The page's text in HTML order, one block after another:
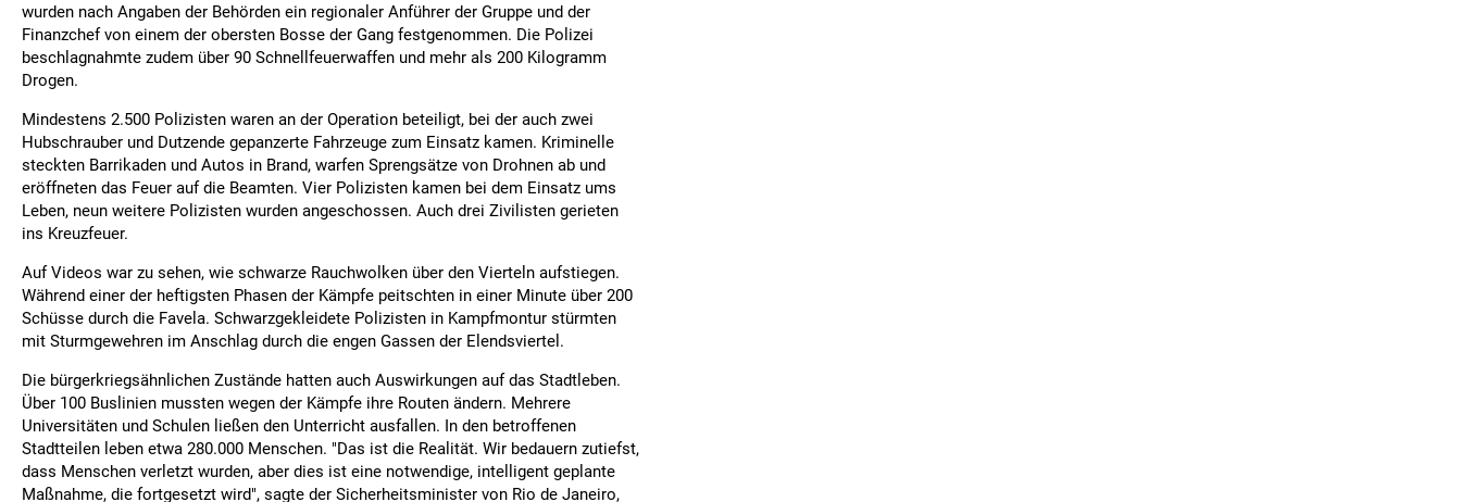
wurden nach Angaben der Behörden ein regionaler Anführer der Gruppe und der
Finanzchef von einem der obersten Bosse der Gang festgenommen. Die Polizei
beschlagnahmte zudem über 90 Schnellfeuerwaffen und mehr als 200 Kilogramm
Drogen.
Mindestens 2.500 Polizisten waren an der Operation beteiligt, bei der auch zwei
Hubschrauber und Dutzende gepanzerte Fahrzeuge zum Einsatz kamen. Kriminelle
steckten Barrikaden und Autos in Brand, warfen Sprengsätze von Drohnen ab und
eröffneten das Feuer auf die Beamten. Vier Polizisten kamen bei dem Einsatz ums
Leben, neun weitere Polizisten wurden angeschossen. Auch drei Zivilisten gerieten
ins Kreuzfeuer.
Auf Videos war zu sehen, wie schwarze Rauchwolken über den Vierteln aufstiegen.
Während einer der heftigsten Phasen der Kämpfe peitschten in einer Minute über 200
Schüsse durch die Favela. Schwarzgekleidete Polizisten in Kampfmontur stürmten
mit Sturmgewehren im Anschlag durch die engen Gassen der Elendsviertel.
Die bürgerkriegsähnlichen Zustände hatten auch Auswirkungen auf das Stadtleben.
Über 100 Buslinien mussten wegen der Kämpfe ihre Routen ändern. Mehrere
Universitäten und Schulen ließen den Unterricht ausfallen. In den betroffenen
Stadtteilen leben etwa 280.000 Menschen. "Das ist die Realität. Wir bedauern zutiefst,
dass Menschen verletzt wurden, aber dies ist eine notwendige, intelligent geplante
Maßnahme, die fortgesetzt wird", sagte der Sicherheitsminister von Rio de Janeiro,